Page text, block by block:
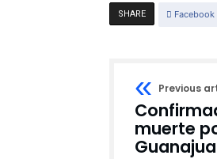
SHARE Facebook
Previous
muerte